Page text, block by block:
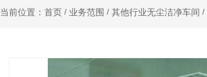
当前位置：首页 / 业务范围 / 其他行业无尘洁净车间 /